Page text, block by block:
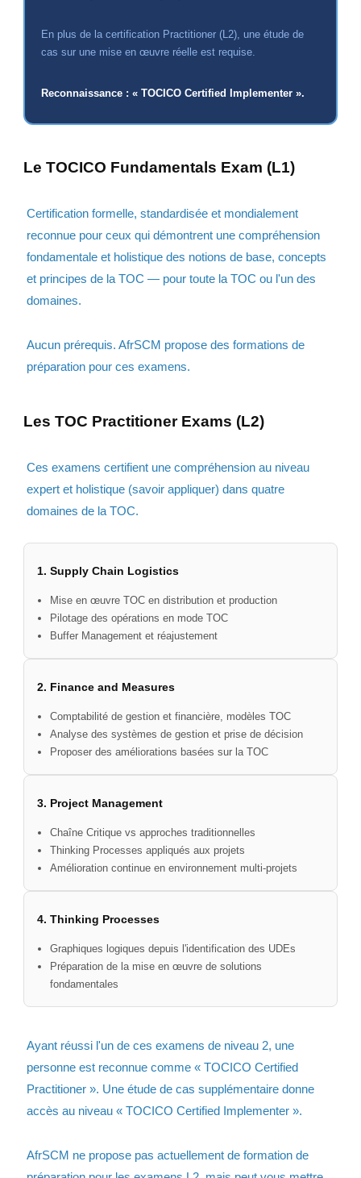
En plus de la certification Practitioner (L2), une étude de
cas sur une mise en œuvre réelle est requise.
Reconnaissance : « TOCICO Certified Implementer ».
Le TOCICO Fundamentals Exam (L1)
Certification formelle, standardisée et mondialement
reconnue pour ceux qui démontrent une compréhension
fondamentale et holistique des notions de base, concepts
et principes de la TOC — pour toute la TOC ou l'un des
domaines.
Aucun prérequis. AfrSCM propose des formations de
préparationpour ces examens.
Les TOC Practitioner Exams (L2)
Ces examens certifient une compréhension au niveau
expert et holistique (savoir appliquer) dans quatre
domaines de la TOC.
1. Supply Chain Logistics
Mise en œuvre TOC en distribution et production
Pilotage des opérations en mode TOC
Buffer Management et réajustement
2. Finance and Measures
Comptabilité de gestion et financière, modèles TOC
Analyse des systèmes de gestion et prise de décision
Proposer des améliorations basées sur la TOC
3. Project Management
Chaîne Critique vs approches traditionnelles
Thinking Processes appliqués aux projets
Amélioration continue en environnement multi-projets
4. Thinking Processes
Graphiques logiques depuis l'identification des UDEs
Préparation de la mise en œuvre de solutions
fondamentales
Ayant réussi l'un de ces examens de niveau 2, une
personne est reconnue comme « TOCICO Certified
Practitioner ». Une étude de cas supplémentaire donne
accès au niveau « TOCICO Certified Implementer ».
AfrSCM ne propose pas actuellement de formation de